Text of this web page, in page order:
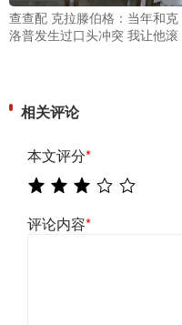
查查配 克拉滕伯格：当年和克
洛普发生过口头冲突 我让他滚
相关评论
本文评分*
评论内容*